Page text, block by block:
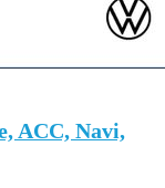
ACC, Navi,